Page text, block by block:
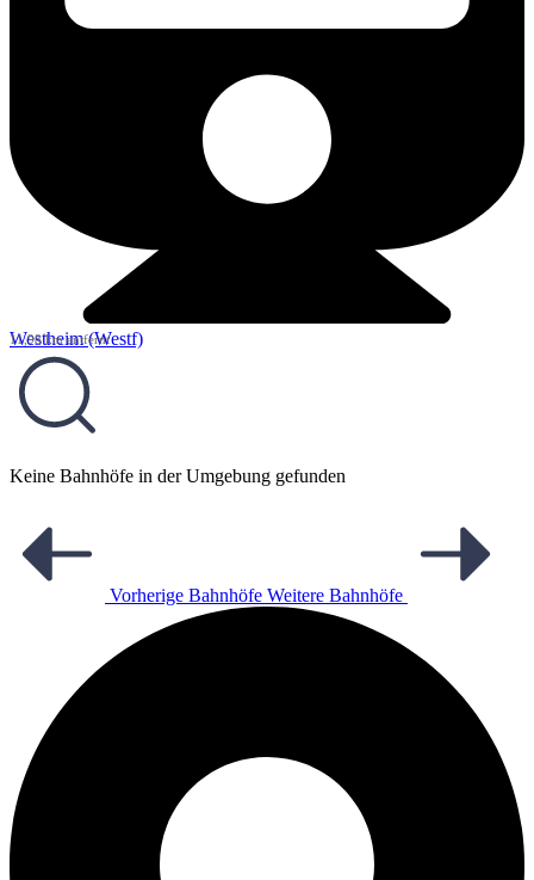
Westheim (Westf)
11,98 km entfernt
Keine Bahnhöfe in der Umgebung gefunden
Vorherige Bahnhöfe Weitere Bahnhöfe